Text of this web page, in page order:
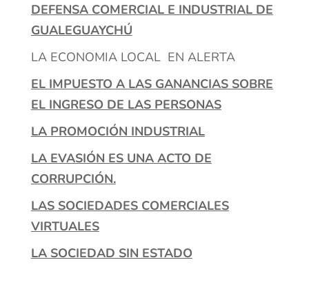
DEFENSA COMERCIAL E INDUSTRIAL DE
GUALEGUAYCHÚ
LA ECONOMIA LOCAL EN ALERTA
EL IMPUESTO A LAS GANANCIAS SOBRE
EL INGRESO DE LAS PERSONAS
LA PROMOCIÓN INDUSTRIAL
LA EVASIÓN ES UNA ACTO DE
CORRUPCIÓN.
LAS SOCIEDADES COMERCIALES
VIRTUALES
LA SOCIEDAD SIN ESTADO